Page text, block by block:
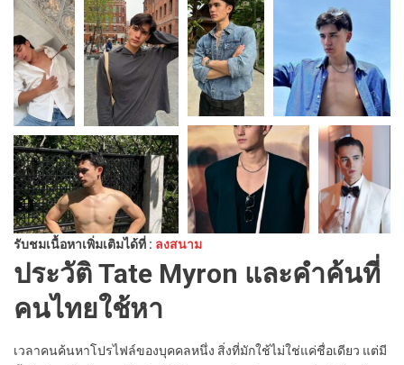
รับชมเนื้อหาเพิ่มเติมได้ที่ : ลงสนาม
ประวัติ Tate Myron และคำค้นที่
คนไทยใช้หา
เวลาคนค้นหาโปรไฟล์ของบุคคลหนึ่ง สิ่งที่มักใช้ไม่ใช่แค่ชื่อเดียว แต่มี